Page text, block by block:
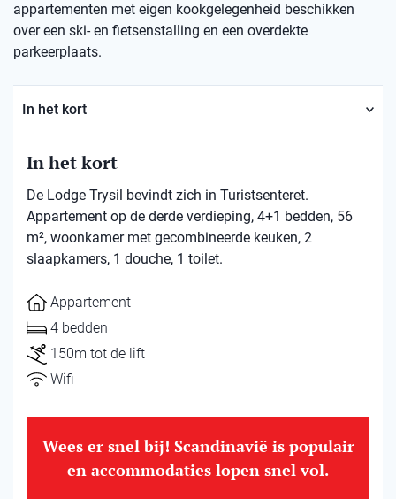
appartementen met eigen kookgelegenheid beschikken
over een ski- en fietsenstalling en een overdekte
parkeerplaats.
In het kort
In het kort
De Lodge Trysil bevindt zich in Turistsenteret.
Appartement op de derde verdieping, 4+1 bedden, 56
m², woonkamer met gecombineerde keuken, 2
slaapkamers, 1 douche, 1 toilet.
Appartement
4 bedden
150m tot de lift
Wifi
Wees er snel bij! Scandinavië is populair
en accommodaties lopen snel vol.